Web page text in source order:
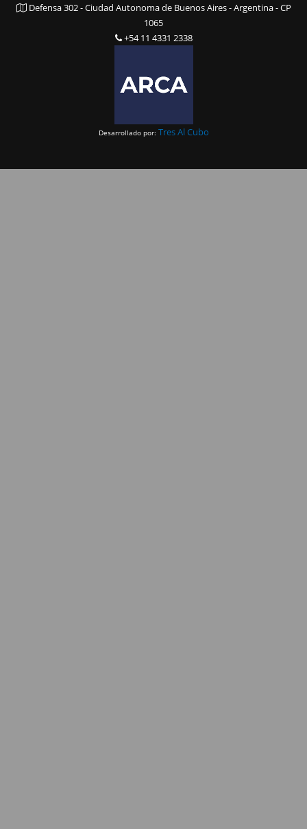
Defensa 302 - Ciudad Autonoma de Buenos Aires - Argentina - CP
1065
+54 11 4331 2338
Desarrollado por: Tres Al Cubo